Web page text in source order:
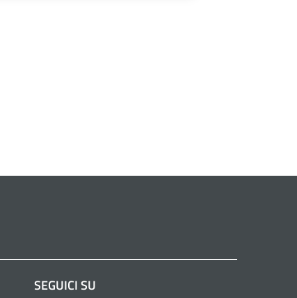
SEGUICI SU